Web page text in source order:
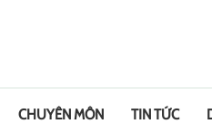
CHUYÊN MÔN TIN TỨC